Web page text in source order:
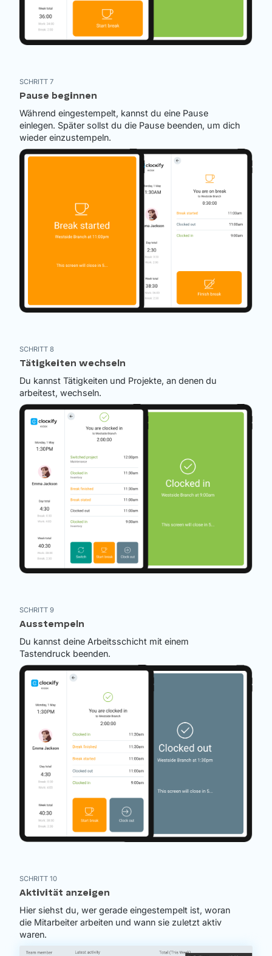
SCHRITT 7
Pause beginnen
Während eingestempelt, kannst du eine Pause
einlegen. Später sollst du die Pause beenden, um dich
wieder einzustempeln.
SCHRITT 8
Tätigkeiten wechseln
Du kannst Tätigkeiten und Projekte, an denen du
arbeitest, wechseln.
SCHRITT 9
Ausstempeln
Du kannst deine Arbeitsschicht mit einem
Tastendruck beenden.
SCHRITT 10
Aktivität anzeigen
Hier siehst du, wer gerade eingestempelt ist, woran
die Mitarbeiter arbeiten und wann sie zuletzt aktiv
waren.